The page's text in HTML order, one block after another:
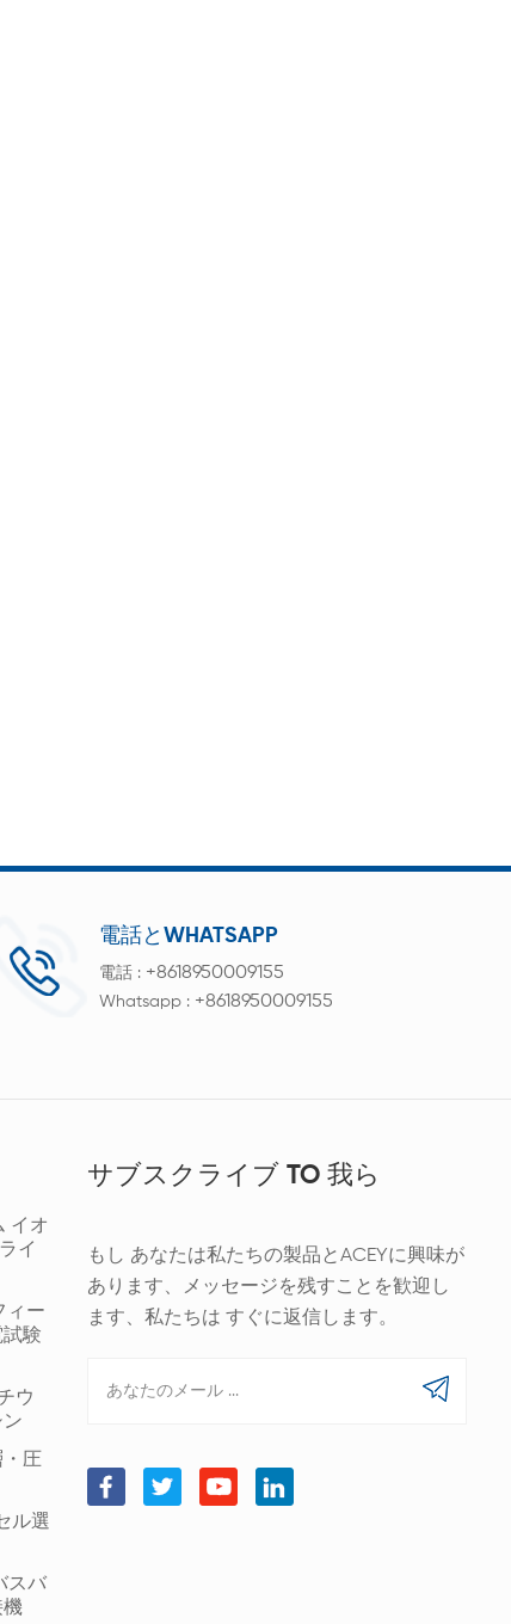
電話とWHATSAPP
電話 : +8618950009155
Whatsapp : +8618950009155
イオ
イ
ィー
験
ウ
圧
ル選
スバ
機
サブスクライブ TO 我ら
もし あなたは私たちの製品とACEYに興味が
あります、メッセージを残すことを歓迎し
ます、私たちは すぐに返信します。